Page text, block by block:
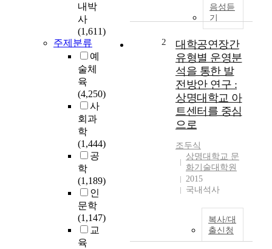
내박
사
(1,611)
주제분류
예
술체
육
(4,250)
사
회과
학
(1,444)
공
학
(1,189)
인
문학
(1,147)
교
육
음성듣
기
2
대학공연장간
유형별 운영분
석을 통한 발
전방안 연구 :
상명대학교 아
트센터를 중심
으로
조두식
상명대학교 문
화기술대학원
2015
국내석사
복사/대
출신청